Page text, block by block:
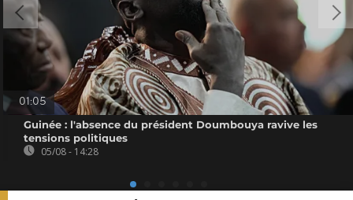
01:05
Guinée : l'absence du président Doumbouya ravive les
tensions politiques
05/08 - 14:28